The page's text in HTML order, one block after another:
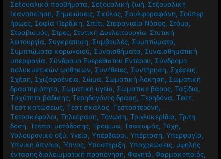
Σεξουαλικά προβήματα, Σεξουαλική ζωή, Σεξουαλική
Ικανοποίηση, Σημειώσεις, Σκύλος, Σουλφοραφάνη, Σούπερ
ήρωες, Σοφία Περδίκη, Σπίτι, Στεφανιαία Νόσος, Στόμα,
Στραβισμός, Στρες, Στυτική Δυσλειτουργία, Στυτική
λειτουργία, Συγκράτηση, Συμβουλές, Συμπτώματα,
Συμπτώματα κορωνοϊού, Συναισθήματα, Συναισθηματική
υπερφαγία, Σύνδρομο Ευερέθιστου Εντέρου, Σύνδρομο
πολυκυστικών ωοθηκών, Συνήθειες, Συντήρηση, Σχέσεις,
Σχέση, Σχιζοφρένεια, Σώμα, Σωματική Άσκηση, Σωματική
δραστηριότητα, Σωματική υγεία, Σωματικό βάρος,Ταξίδια,
Ταχύτητα βάδισης,Τερηδογόνος δράση,Τερηδόνα,Τεστ,
Τεστ κοπώσεως,Τεστ σκάλας,Τεστοστερόνη,
Τετρακέφαλοι,Τηλεόραση,Τόνωση,Τριγλυκερίδια,Τρίτη
δόση,Τρόποι μετάδοσης,Τρόφιμα,Τσακωμός,Τύχη,
Υαλουρονικό οξύ,Υγεία,Υπέρβαροι,Υπέρταση,Υπερφαγία,
Υπνική άπνοια,Ύπνος,Υποστήριξη,Υποχρεώσεις, υψηλής
έντασης διαλειμματική προπόνηση,Φαγητό,Φαρμακοποιός,